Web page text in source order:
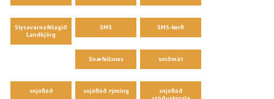
Slysavarnafélagið
Landbjörg
SMS SMS-kerfi
Snæfellsnes sniðmát
snjóflóð snjóflóð rýming
snjóflóð